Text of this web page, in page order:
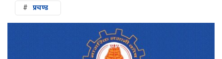
# प्रचण्ड